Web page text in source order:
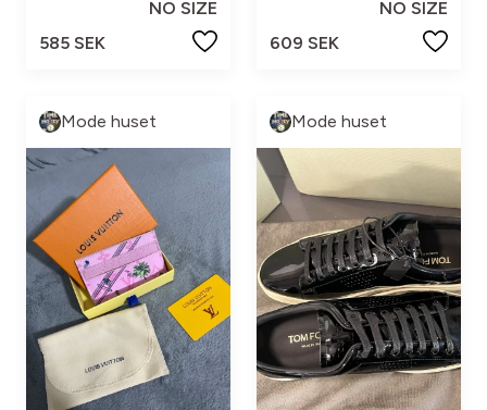
NO SIZE
585 SEK
NO SIZE
609 SEK
Mode huset Mode huset